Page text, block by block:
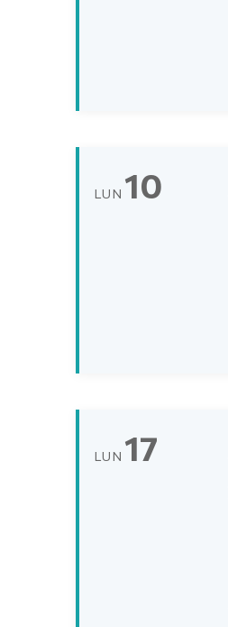
LUN 10
LUN 17